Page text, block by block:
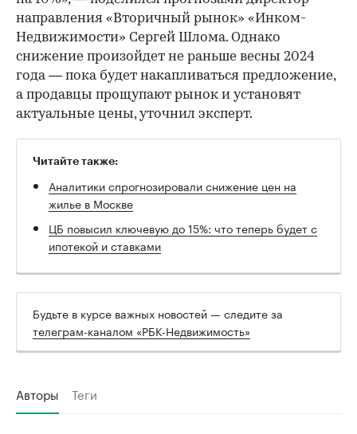
направления «Вторичный рынок» «Инком-
Недвижимости» Сергей Шлома. Однако
снижение произойдет не раньше весны 2024
года — пока будет накапливаться предложение,
а продавцы прощупают рынок и установят
актуальные цены, уточнил эксперт.
Читайте также:
Аналитики спрогнозировали снижение цен на
жилье в Москве
ЦБ повысил ключевую до 15%: что теперь будет с
ипотекой и ставками
Будьте в курсе важных новостей — следите за
телеграм-каналом «РБК-Недвижимость»
Авторы Теги